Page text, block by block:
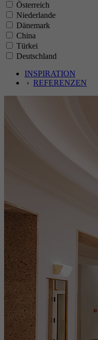
Österreich
Niederlande
Dänemark
China
Türkei
Deutschland
INSPIRATION
› REFERENZEN